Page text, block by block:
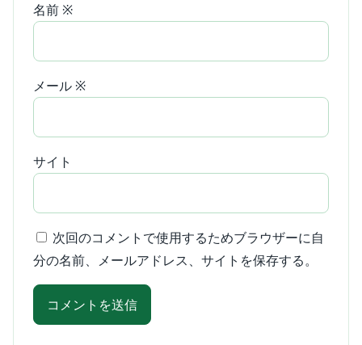
名前 ※
メール ※
サイト
次回のコメントで使用するためブラウザーに自
分の名前、メールアドレス、サイトを保存する。